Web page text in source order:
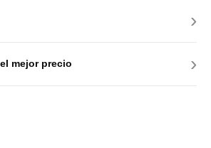
›
mejor precio ›